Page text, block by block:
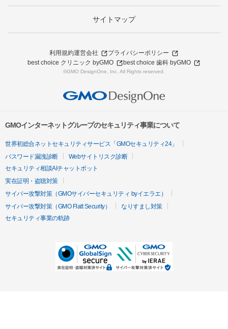
サイトマップ
利用規約運営会社
プライバシーポリシー
best choice クリニック byGMO
best choice 歯科 byGMO
©GMO DesignOne, Inc. All Rights reserved.
GMOインターネットグループのセキュリティ事業について
世界初総合ネットセキュリティサービス「GMOセキュリティ24」
パスワード漏洩診断
Webサイトリスク診断
セキュリティ相談AIチャットボット
実在証明・盗聴対策
サイバー攻撃対策（GMOサイバーセキュリティ byイエラエ）
サイバー攻撃対策（GMO Flatt Security）
なりすまし対策
セキュリティ事業の軌跡